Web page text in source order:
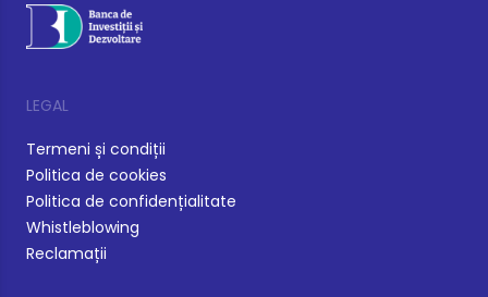
LEGAL
Termeni și condiții
Politica de cookies
Politica de confidențialitate
Whistleblowing
Reclamații